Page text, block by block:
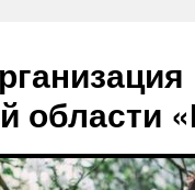
области